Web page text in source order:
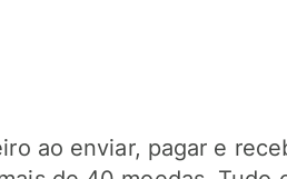
ao enviar, pagar e